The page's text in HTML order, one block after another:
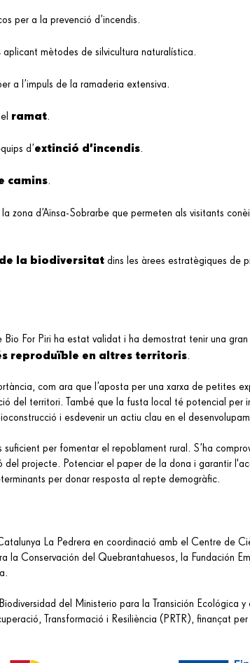
per a la prevenció d’incendis.
aplicant mètodes de silvicultura naturalística.
a l’impuls de la ramaderia extensiva.
ramat.
d’extinció d’incendis.
camins.
zona d’Aïnsa-Sobrarbe que permeten als visitants
la biodiversitat dins les àrees estratègiques de
For Piri ha estat validat i ha demostrat tenir una gran
reproduïble en altres territoris.
com ara que l’aposta per una xarxa de petites
del territori. També que la fusta local té potencial per
i esdevenir un actiu clau en el
per fomentar el repoblament rural. S’ha
del projecte. Potenciar el paper de la dona i garantir
per donar resposta al repte demogràfic.
La Pedrera en coordinació amb el Centre de
la Conservación del Quebrantahuesos, la Fundación
del Ministerio para la Transición Ecológica y
Transformació i Resiliència (PRTR), finançat